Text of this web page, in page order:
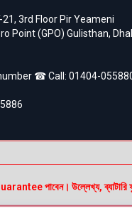
21, 3rd Floor Pir Yeameni
Point (GPO) Gulisthan,
☎ Call:01404-
পাবেন। উল্লেখ্য, ব্যাটারি ফুলে